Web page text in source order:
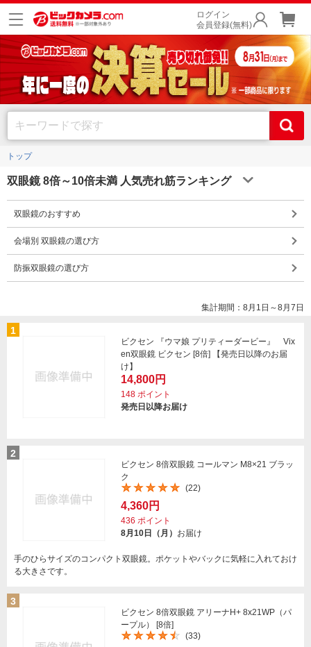
ログイン
会員登録(無料)
トップ
双眼鏡 8倍～10倍未満 人気売れ筋ランキング
双眼鏡のおすすめ
会場別 双眼鏡の選び方
防振双眼鏡の選び方
集計期間：8月1日～8月7日
1
ビクセン 『ウマ娘 プリティーダービー』 Vix
en双眼鏡 ビクセン [8倍] 【発売日以降のお届
け】
14,800円
148 ポイント
発売日以降お届け
2
ビクセン 8倍双眼鏡 コールマン M8×21 ブラッ
ク
(22)
4,360円
436 ポイント
8月10日（月） お届け
手のひらサイズのコンパクト双眼鏡。ポケットやバックに気軽に入れておけ
る大きさです。
3
ビクセン 8倍双眼鏡 アリーナH+ 8x21WP（パ
ープル） [8倍]
(33)